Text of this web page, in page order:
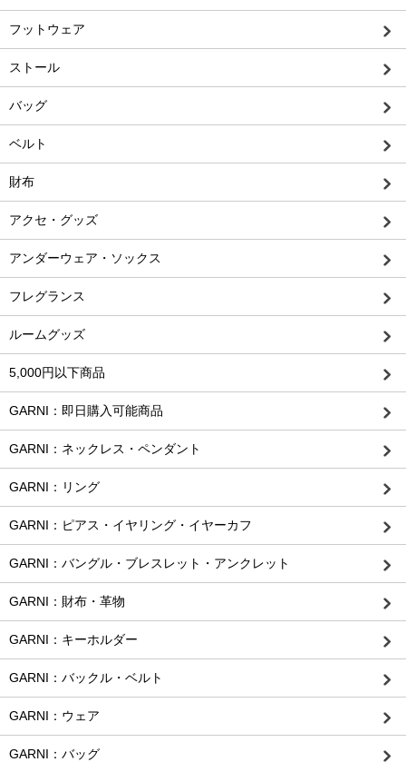
フットウェア
ストール
バッグ
ベルト
財布
アクセ・グッズ
アンダーウェア・ソックス
フレグランス
ルームグッズ
5,000円以下商品
GARNI：即日購入可能商品
GARNI：ネックレス・ペンダント
GARNI：リング
GARNI：ピアス・イヤリング・イヤーカフ
GARNI：バングル・ブレスレット・アンクレット
GARNI：財布・革物
GARNI：キーホルダー
GARNI：バックル・ベルト
GARNI：ウェア
GARNI：バッグ